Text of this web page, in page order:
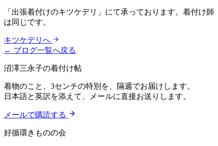
「出張着付けのキツケデリ」にて承っております。着付け師
は同じです。
キツケデリへ
← ブログ一覧へ戻る
沼澤三永子の着付け帖
着物のこと、3センチの特別を、隔週でお届けします。
日本語と英訳を添えて、メールに直接お送りします。
メールで購読する
好循環きものの会